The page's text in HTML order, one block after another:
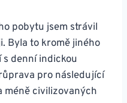
pobytu jsem strávil
Byla to kromě jiného
denní indickou
pro následující
méně civilizovaných